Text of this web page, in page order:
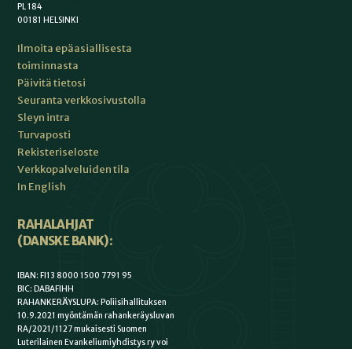
PL 184
00181 HELSINKI
Ilmoita epäasiallisesta
toiminnasta
Päivitä tietosi
Seuranta verkkosivustolla
Sleyn intra
Turvaposti
Rekisteriseloste
Verkkopalveluiden tila
In English
RAHALAHJAT
(DANSKE BANK):
IBAN: FI13 8000 1500 7791 95
BIC: DABAFIHH
RAHANKERÄYSLUPA: Poliisihallituksen
10.9.2021 myöntämän rahankeräysluvan
RA/2021/1127 mukaisesti Suomen
Luterilainen Evankeliumiyhdistys ry voi